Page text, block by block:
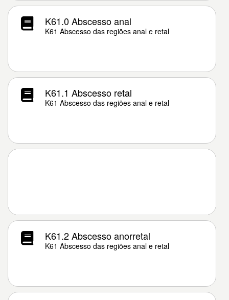
K61.0 Abscesso anal
K61 Abscesso das regiões anal e retal
K61.1 Abscesso retal
K61 Abscesso das regiões anal e retal
K61.2 Abscesso anorretal
K61 Abscesso das regiões anal e retal